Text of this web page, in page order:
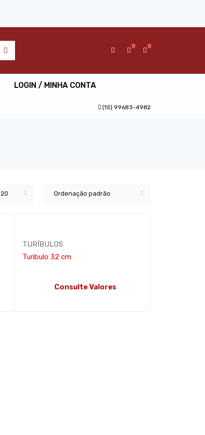
0
0
LOGIN / MINHA CONTA
(15) 99683-4982
Ordenação padrão
20
TURÍBULOS
Turibulo 32 cm
Consulte Valores